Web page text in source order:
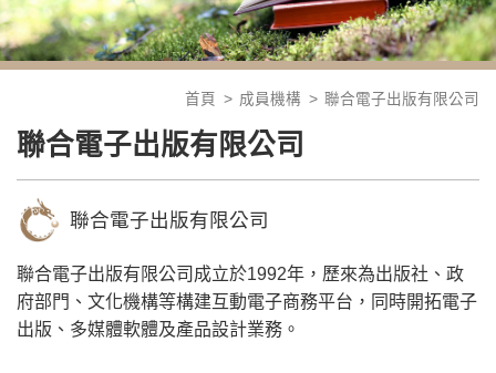
首頁 成員機構 聯合電子出版有限公司
聯合電子出版有限公司
聯合電子出版有限公司
聯合電子出版有限公司成立於1992年，歷來為出版社、政
府部門、文化機構等構建互動電子商務平台，同時開拓電子
出版、多媒體軟體及產品設計業務。